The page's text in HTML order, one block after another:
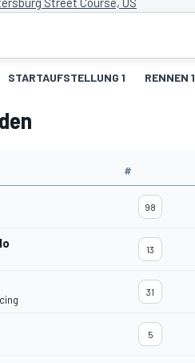
STARTAUFSTELLUNG 1 RENNEN 1
#
98
13
31
5